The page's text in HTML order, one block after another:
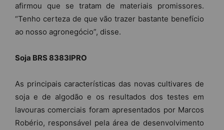
afirmou que se tratam de materiais promissores.
“Tenho certeza de que vão trazer bastante benefício
ao nosso agronegócio”, disse.
Soja BRS 8383IPRO
As principais características das novas cultivares de
soja e de algodão e os resultados dos testes em
lavouras comerciais foram apresentados por Marcos
Robério, responsável pela área de desenvolvimento